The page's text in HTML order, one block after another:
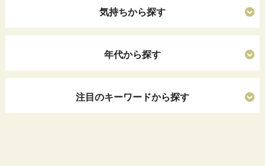
気持ちから探す
年代から探す
注目のキーワードから探す